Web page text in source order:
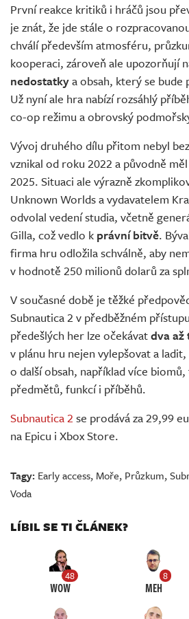
První reakce kritiků i hráčů jsou
je znát, že jde stále o
chválí především atmosféru,
kooperaci, zároveň ale upozorňují
nedostatkya obsah, který se
Už nyní ale hra nabízí rozsáhlý
co-op režimu a obrovský
Vývoj druhého dílu přitom nebyl
vznikal od roku 2022 a původně
2025. Situaci ale výrazně
Unknown Worlds a vydavatelem
odvolal vedení studia, včetně
Gilla, což vedlo k právní bitvě.
firma hru odložila schválně, aby
v hodnotě 250 milionů dolarů za
V současné době je těžké
Subnautica 2 v předběžném
předešlých her lze očekávatdva
v plánu hru nejen vylepšovat a
o další obsah, například více
předmětů, funkcí i příběhů.
Subnautica 2 se prodává za 29,99
na Epicu i Xbox Store.
Tagy: Early access, Moře, Průzkum,
Voda
LÍBIL SE TI ČLÁNEK?
48
WOW
8
MEH